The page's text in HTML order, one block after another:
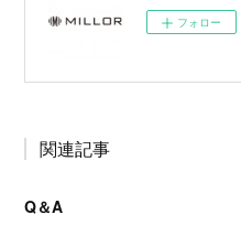
フォロー
関連記事
Q＆A